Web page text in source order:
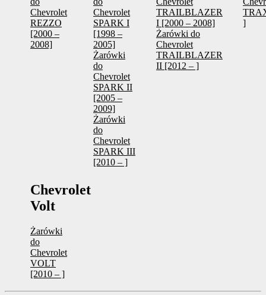
Chevrolet
REZZO
[2000 –
2008]
Chevrolet
SPARK I
[1998 –
2005]
Żarówki
do
Chevrolet
SPARK II
[2005 –
2009]
Żarówki
do
Chevrolet
SPARK III
[2010 – ]
TRAILBLAZER
I [2000 – 2008]
Żarówki do
Chevrolet
TRAILBLAZER
II [2012 – ]
]
Chevrolet
Volt
Żarówki
do
Chevrolet
VOLT
[2010 – ]